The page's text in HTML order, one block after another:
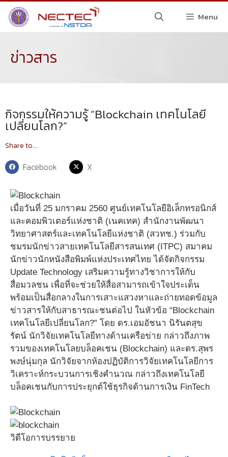
Menu
ข่าวสาร
กิจกรรมให้ความรู้ “Blockchain เทคโนโลยี
เปลี่ยนโลก?”
Share to...
Facebook X
เมื่อวันที่ 25 มกราคม 2560 ศูนย์เทคโนโลยีอิเล็กทรอนิกส์
และคอมพิวเตอร์แห่งชาติ (เนคเทค) สำนักงานพัฒนา
วิทยาศาสตร์และเทคโนโลยีแห่งชาติ (สวทช.) ร่วมกับ
ชมรมนักข่าวสายเทคโนโลยีสารสนเทศ (ITPC) สมาคม
นักข่าวนักหนังสือพิมพ์แห่งประเทศไทย ได้จัดกิจกรรม
Update Technology เสริมความรู้ทางวิชาการให้กับ
สื่อมวลชน เพื่อที่จะช่วยให้สื่อสามารถเข้าใจประเด็น
พร้อมเป็นสื่อกลางในการเสาะแสวงหาและถ่ายทอดข้อมูล
ข่าวสารให้กับสาธารณะชนต่อไป ในหัวข้อ “Blockchain
เทคโนโลยีเปลี่ยนโลก?” โดย ดร.เอมอัชนา นิรันตสุข
รัตน์ นักวิจัยเทคโนโลยีทางด้านเครือข่าย กล่าวถึงภาพ
รวมของเทคโนโลยบล็อคเชน (Blockchain) และดร.สุพร
พงษ์นุ่มกุล นักวิจัยจากห้องปฏิบัติการวิจัยเทคโนโลยีการ
วิเคราะห์กระบวนการเชิงคำนวณ กล่าวถึงเทคโนโลยี
บล็อคเชนกับการประยุกต์ใช้ธุรกิจด้านการเงิน FinTech
วิดีโอการบรรยาย